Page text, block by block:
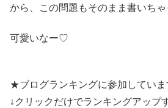
から、この問題もそのまま書いちゃ
可愛いなー♡
★ブログランキングに参加していま
↓クリックだけでランキングアップ